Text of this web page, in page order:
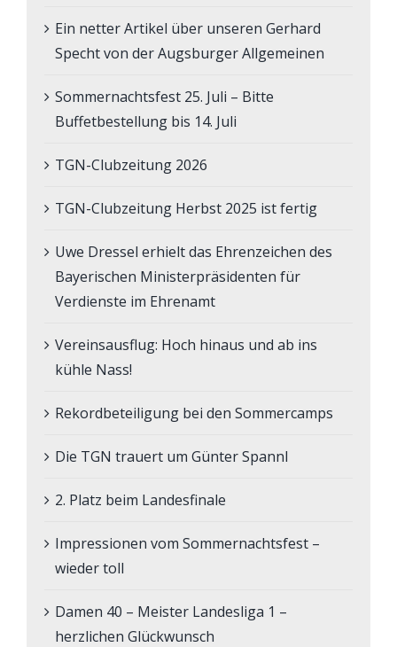
Ein netter Artikel über unseren Gerhard
Specht von der Augsburger Allgemeinen
Sommernachtsfest 25. Juli – Bitte
Buffetbestellung bis 14. Juli
TGN-Clubzeitung 2026
TGN-Clubzeitung Herbst 2025 ist fertig
Uwe Dressel erhielt das Ehrenzeichen des
Bayerischen Ministerpräsidenten für
Verdienste im Ehrenamt
Vereinsausflug: Hoch hinaus und ab ins
kühle Nass!
Rekordbeteiligung bei den Sommercamps
Die TGN trauert um Günter Spannl
2. Platz beim Landesfinale
Impressionen vom Sommernachtsfest –
wieder toll
Damen 40 – Meister Landesliga 1 –
herzlichen Glückwunsch